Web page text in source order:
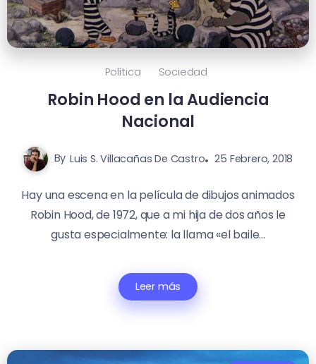
Política Sociedad
Robin Hood en la Audiencia
Nacional
By Luis S. Villacañas De Castro 25 Febrero, 2018
Hay una escena en la película de dibujos animados
Robin Hood, de 1972, que a mi hija de dos años le
gusta especialmente: la llama «el baile...
Leer más